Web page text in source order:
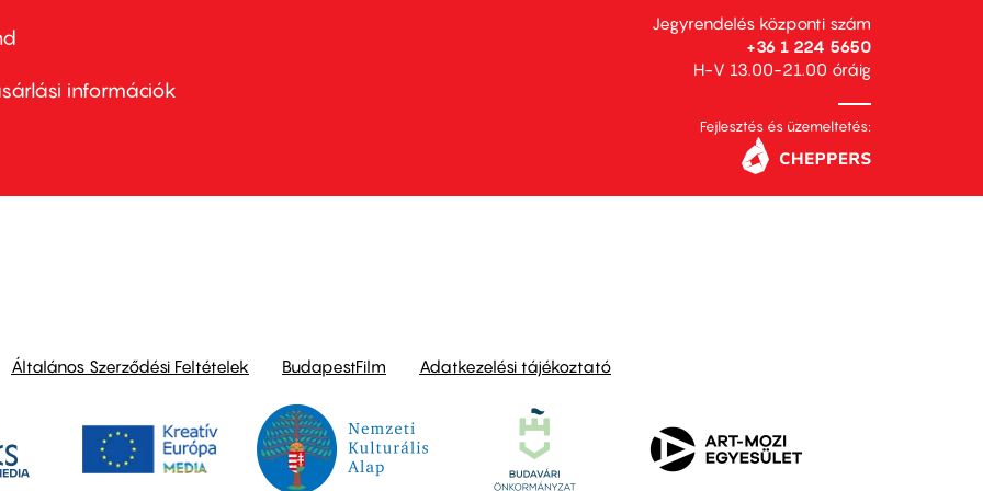
információk
Jegyrendelés központi szám
+36 1 224 5650
H-V 13.00-21.00 óráig
Fejlesztés és üzemeltetés:
Általános Szerződési Feltételek BudapestFilm Adatkezelési tájékoztató